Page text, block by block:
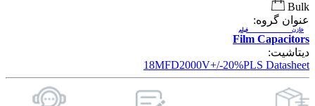
Bulk
عنوان گروه:
Film Capacitors
خازن فیلم
دیتاشیت:
18MFD2000V+/-20%PLS Datasheet